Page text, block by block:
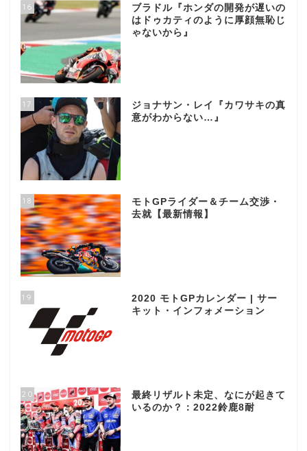
16
ブラドル『ホンダの開発が遅いの
はドゥカティのように厚顔無恥じ
ゃないから』
17
ジョナサン・レイ『カワサキの真
意がわからない…』
18
モトGPライダー＆チーム交渉・
去就【最新情報】
19
2020 モトGPカレンダー | サー
キット・インフォメーション
20
最終リザルト未定、なにが起きて
いるのか？：2022鈴鹿8耐